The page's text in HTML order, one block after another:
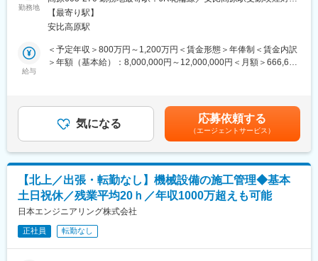
頂きます。
※リフォームなどの提案はなく、案内のみ対応いただきます。
＜働きやすい体制を整備＞
・24時間365日受付のコールセンターがあるため、業務時間外呼
・万が一休日出勤がある際も、振休は必須で取得しているため過
度な業務はありません。
・創業15年と業界の中では歴史は浅いものの、その分社員1人1人
が会社をつくっていくという気概が大きく、
積極的なチャレンジを推奨、意見も言いやすく、フラットな社風
も魅力の1つです。
変更の範囲：会社の定める業務
外のお客様に向けた不動産仲介、重要事項説明、契約書作成・確
認など、法令遵守を重視した業務を担います。多言語対応のた
め、語学力を活かしながらグローバルな取引に携わるポジション
です。
■業務詳細
・宅地建物取引士として重要事項説明および契約書類の作成・確
・契約内容や取引プロセスに関する各種説明、顧客サポート
れか2言語）
・取引実績に応じたインセンティブ獲得に向けた業務推進
安比高原エリアのリゾート物件や別荘、宿泊施設の売買・賃貸、
関連する不動産サービス
勤務地
策：屋内全面禁煙変更の範囲：無
【最寄り駅】
安比高原駅
給与
＜予定年収＞800万円～1,200万円＜賃金形態＞年俸制＜賃金内訳
＞年額（基本給）：8,000,000円～12,000,000円＜月額＞666,666
金額であり、選考を通じて上下する可能性があります。月給(月額)
は固定手当を含めた表記です。
気になる 応募依頼する
（エージェントサービス）
【北上／出張・転勤なし】機械設備の施工管理◆基本
土日祝休／残業平均20ｈ／年収1000万超えも可能
日本エンジニアリング株式会社
正社員 転勤なし